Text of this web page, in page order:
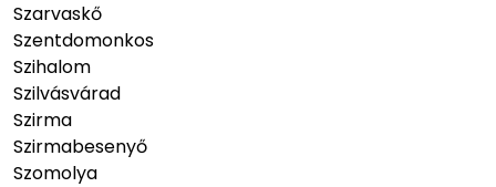
Szarvaskő
Szentdomonkos
Szihalom
Szilvásvárad
Szirma
Szirmabesenyő
Szomolya